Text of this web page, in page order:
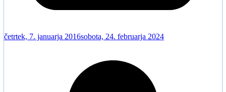
četrtek, 7. januarja 2016sobota, 24. februarja 2024